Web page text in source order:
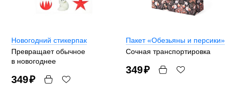
Новогодний стикерпак
Превращает обычное
в новогоднее
349₽
Пакет «Обезьяны и персики»
Сочная транспортировка
349₽